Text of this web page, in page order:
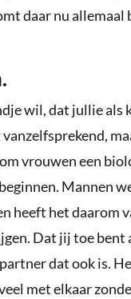
daar nu allemaal
wil, dat jullie als
vrouwen een
Mannen
heeft het daarom
Dat jij toe bent
dat ook is.
met elkaar